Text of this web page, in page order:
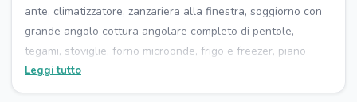
ante, climatizzatore, zanzariera alla finestra, soggiorno con
grande angolo cottura angolare completo di pentole,
tegami, stoviglie, forno microonde, frigo e freezer, piano
cottura 4 fuochi, piatti, bicchieri, tazze, frullatore ad
immersione, bollitore e caffettiere moka, tavolo estensibile,
Leggi tutto